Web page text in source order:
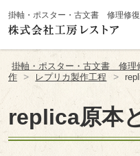
掛軸・ポスター・古文書 修理修
掛軸・ポスター・古文書 修理
作 > レプリカ製作工程 >
replica原本
Site
Footer